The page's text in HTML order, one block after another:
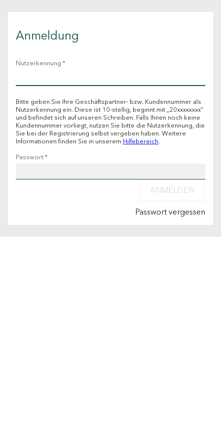
Anmeldung
Nutzerkennung *
Bitte geben Sie Ihre Geschäftspartner- bzw. Kundennummer als
Nutzerkennung ein. Diese ist 10-stellig, beginnt mit „20xxxxxxxx“
und befindet sich auf unseren Schreiben. Falls Ihnen noch keine
Kundennummer vorliegt, nutzen Sie bitte die Nutzerkennung, die
Sie bei der Registrierung selbst vergeben haben. Weitere
Informationen finden Sie in unserem Hilfebereich.
Passwort *
Passwort vergessen